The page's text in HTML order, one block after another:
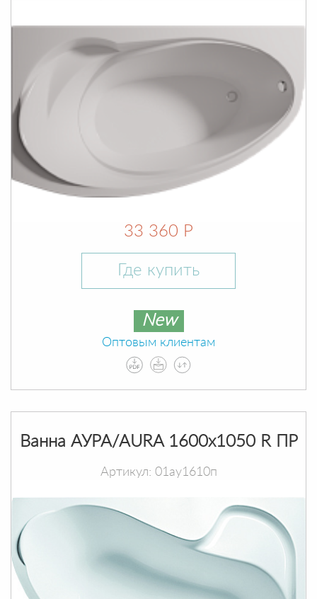
33 360 Р
Где купить
New
Оптовым клиентам
Ванна АУРА/AURA 1600х1050 R ПР
Артикул: 01ау1610п